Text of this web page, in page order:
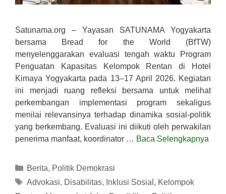
Satunama.org – Yayasan SATUNAMA Yogyakarta
bersama Bread for the World (BfTW)
menyelenggarakan evaluasi tengah waktu Program
Penguatan Kapasitas Kelompok Rentan di Hotel
Kimaya Yogyakarta pada 13–17 April 2026. Kegiatan
ini menjadi ruang refleksi bersama untuk melihat
perkembangan implementasi program sekaligus
menilai relevansinya terhadap dinamika sosial-politik
yang berkembang. Evaluasi ini diikuti oleh perwakilan
penerima manfaat, koordinator … Baca Selengkapnya
Kategori
Berita, Politik Demokrasi
Tag
Advokasi, Disabilitas, Inklusi Sosial , Kelompok